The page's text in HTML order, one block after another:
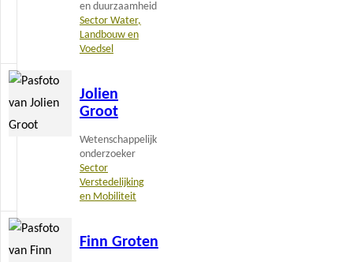
en duurzaamheid
Sector Water,
Landbouw en
Voedsel
Jolien
Groot
Wetenschappelijk
onderzoeker
Sector
Verstedelijking
en Mobiliteit
Lees
meer
Finn Groten
Lees
meer